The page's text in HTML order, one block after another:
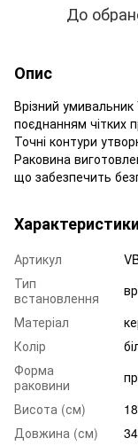
До
Опис
Врізний
поєднанням чітких
Точні контури
Раковина
що забезпечить
Характеристики
Артикул
Тип
встановлення
Матеріал
Колір
Форма
раковини
Висота (см)
18
Довжина (см)